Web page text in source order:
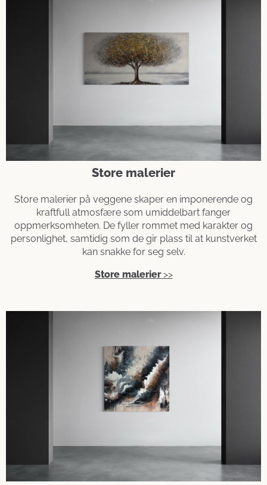
Store malerier
Store malerier på veggene skaper en imponerende og
kraftfull atmosfære som umiddelbart fanger
oppmerksomheten. De fyller rommet med karakter og
personlighet, samtidig som de gir plass til at kunstverket
kan snakke for seg selv.
Store malerier>>